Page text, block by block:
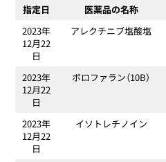
指定日 医薬品の名称
2023年
12月22
日
アレクチニブ塩酸塩
2023年
12月22
日
ボロファラン（10B）
2023年
12月22
日
イソトレチノイン